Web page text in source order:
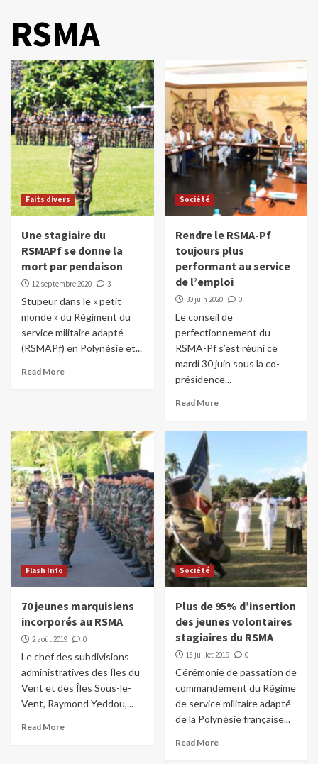
RSMA
Faits divers
Une stagiaire du
RSMAPf se donne la
mort par pendaison
12 septembre 2020 3
Stupeur dans le « petit
monde » du Régiment du
service militaire adapté
(RSMAPf) en Polynésie et...
Read More
Société
Rendre le RSMA-Pf
toujours plus
performant au service
de l’emploi
30 juin 2020 0
Le conseil de
perfectionnement du
RSMA-Pf s’est réuni ce
mardi 30 juin sous la co-
présidence...
Read More
Flash Info
70 jeunes marquisiens
incorporés au RSMA
2 août 2019 0
Le chef des subdivisions
administratives des Îles du
Vent et des Îles Sous-le-
Vent, Raymond Yeddou,...
Read More
Société
Plus de 95% d’insertion
des jeunes volontaires
stagiaires du RSMA
18 juillet 2019 0
Cérémonie de passation de
commandement du Régime
de service militaire adapté
de la Polynésie française...
Read More